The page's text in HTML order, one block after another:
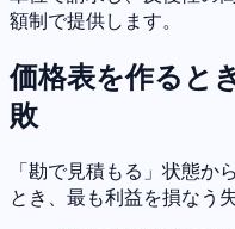
額制で提供します。
価格表を作ると
敗
「勘で見積もる」状態か
とき、最も利益を損なう